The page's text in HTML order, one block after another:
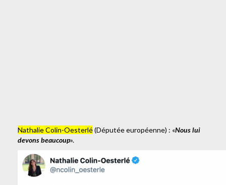
Nathalie Colin-Oesterlé(Députée européenne) : «Nous lui
devons beaucoup».